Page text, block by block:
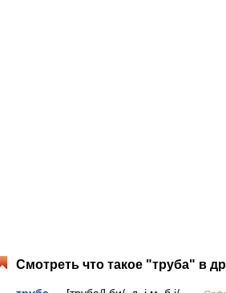
Смотреть что такое "труба" в